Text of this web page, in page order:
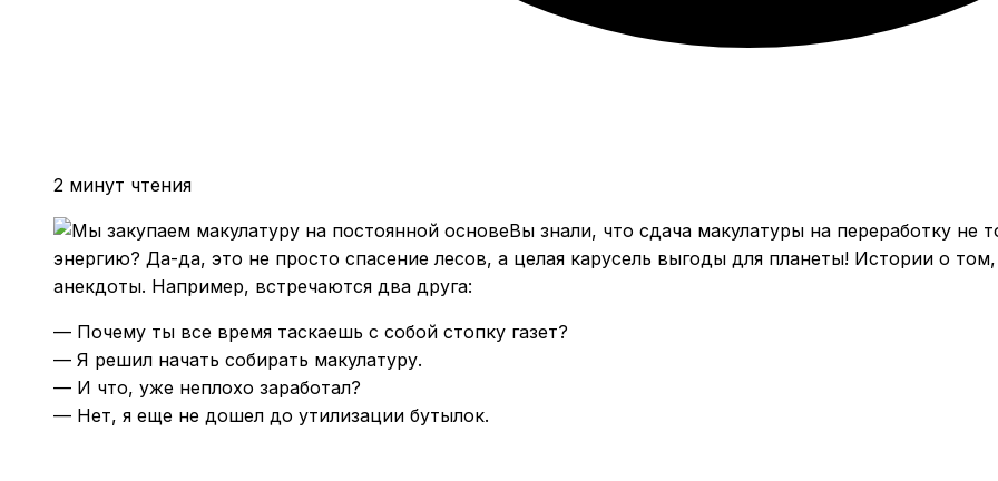
2 минут чтения
Вы знали, что сдача макулатуры на переработку не
энергию? Да-да, это не просто спасение лесов, а целая карусель выгоды для планеты! Истории о
анекдоты. Например, встречаются два друга:
— Почему ты все время таскаешь с собой стопку газет?
— Я решил начать собирать макулатуру.
— И что, уже неплохо заработал?
— Нет, я еще не дошел до утилизации бутылок.